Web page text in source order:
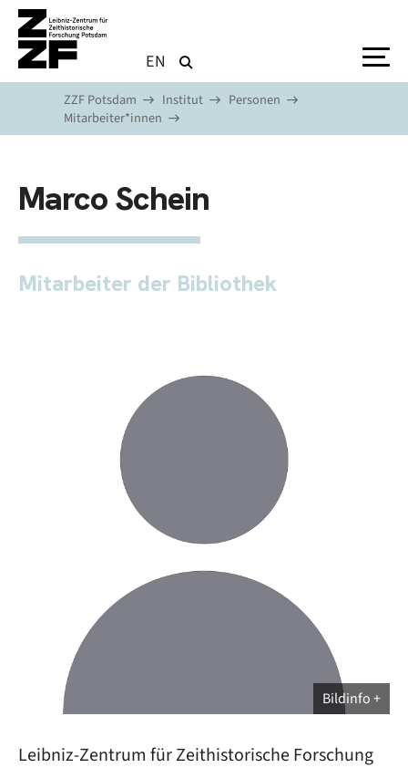
Direkt zum Inhalt
EN
ZZF Potsdam Institut
Personen
Mitarbeiter*innen
Marco Schein
Mitarbeiter der Bibliothek
Bildinfo
Leibniz-Zentrum für Zeithistorische Forschung